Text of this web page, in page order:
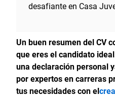
desafiante en Casa
Un buen resumen del CV
que eres el candidato
una declaración personal
por expertos en carreras
tus necesidades con el